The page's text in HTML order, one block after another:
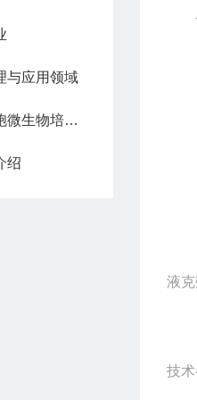
与应用领域
的氧气浓度？
绍
液
技